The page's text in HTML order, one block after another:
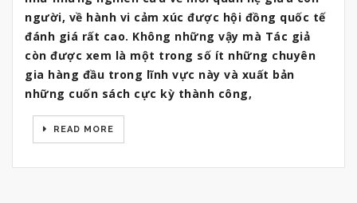
người, về hành vi cảm xúc được hội đồng quốc tế
đánh giá rất cao. Không những vậy mà Tác giả
còn được xem là một trong số ít những chuyên
gia hàng đầu trong lĩnh vực này và xuất bản
những cuốn sách cực kỳ thành công,
READ MORE